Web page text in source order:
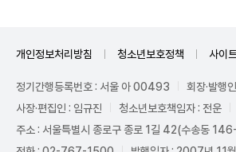
개인정보처리방침 청소년보호정책 사이
정기간행등록번호 : 서울 아 00493
회장·발행
사장·편집인 : 임규진
청소년보호책임자 : 전운
주소 : 서울특별시 종로구 종로 1길 42(수송동